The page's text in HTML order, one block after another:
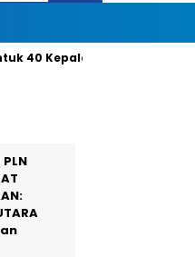
Keluarga dan 2 Orang
PLN